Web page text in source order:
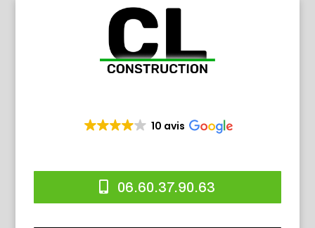
10 avis
06.60.37.90.63